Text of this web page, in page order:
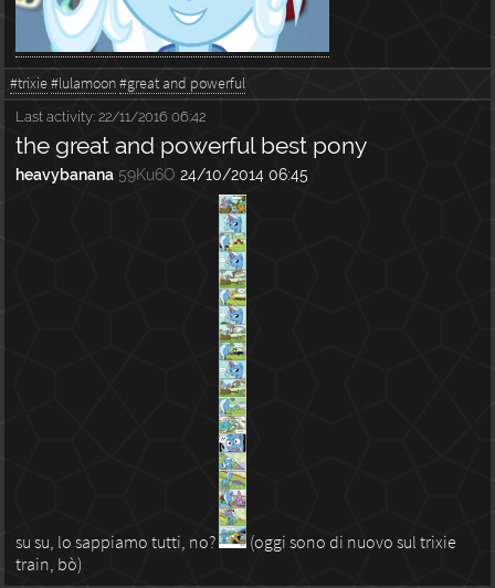
#trixie#lulamoon#great and powerful
Last activity:22/11/2016 06:42
the great and powerful best pony
heavybanana 59Ku6O 24/10/2014 06:45
su su, lo sappiamo tutti, no?
(oggi sono di nuovo sul trixie
train, bò)